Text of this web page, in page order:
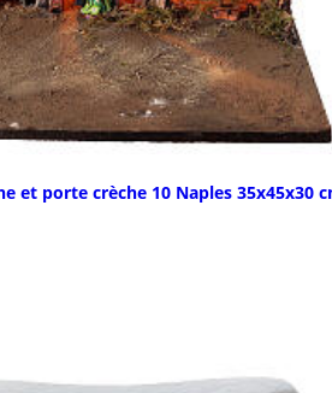
et porte crèche 10 Naples 35x45x30